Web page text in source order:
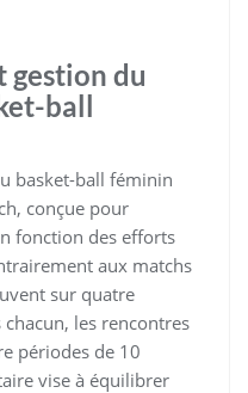
gestion du
ball
basket-ball féminin
conçue pour
fonction des efforts
aux matchs
sur quatre
les rencontres
périodes de 10
vise à équilibrer